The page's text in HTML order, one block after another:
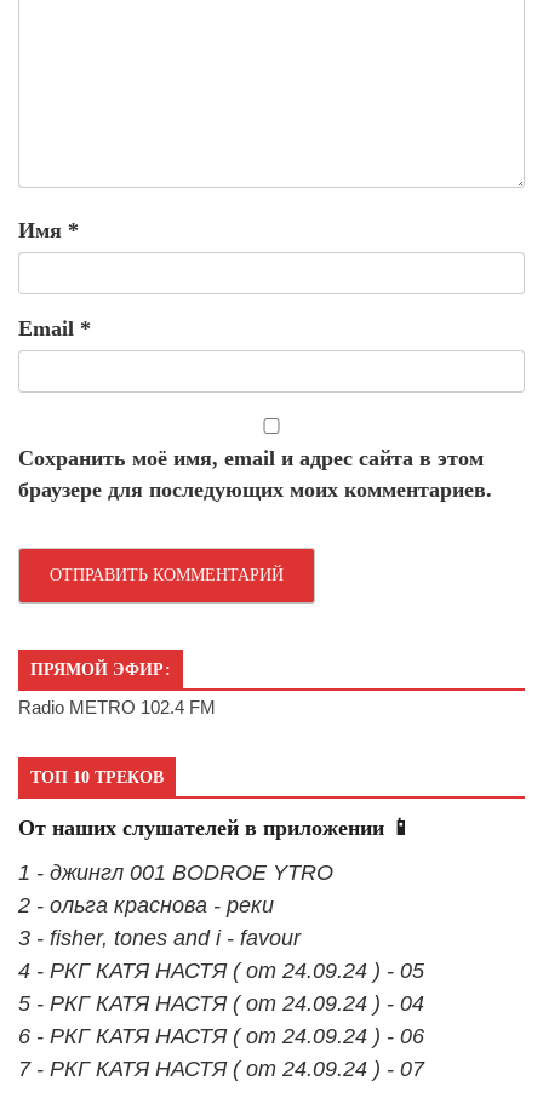
Имя *
Email *
Сохранить моё имя, email и адрес сайта в этом
браузере для последующих моих комментариев.
ПРЯМОЙ ЭФИР:
Radio METRO 102.4 FM
ТОП 10 ТРЕКОВ
От наших слушателей в приложении 📱
1 - джингл 001 BODROE YTRO
2 - ольга краснова - реки
3 - fisher, tones and i - favour
4 - РКГ КАТЯ НАСТЯ ( от 24.09.24 ) - 05
5 - РКГ КАТЯ НАСТЯ ( от 24.09.24 ) - 04
6 - РКГ КАТЯ НАСТЯ ( от 24.09.24 ) - 06
7 - РКГ КАТЯ НАСТЯ ( от 24.09.24 ) - 07